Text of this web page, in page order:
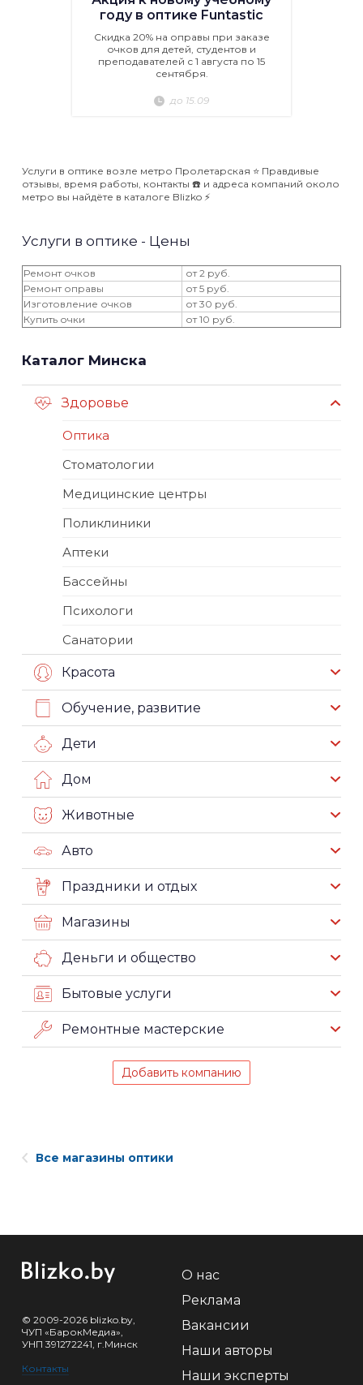
году в оптике Funtastic
Скидка 20% на оправы при заказе
очков для детей, студентов и
преподавателей с 1 августа по 15
сентября.
до 15.09
Услуги в оптике возле метро Пролетарская ⭐️ Правдивые
отзывы, время работы, контакты ☎️ и адреса компаний около
метро вы найдёте в каталоге Blizko ⚡️
Услуги в оптике - Цены
Ремонт очков
от 2 руб.
Ремонт оправы
от 5 руб.
Изготовление очков
от 30 руб.
Купить очки
от 10 руб.
Каталог Минска
Здоровье
Оптика
Стоматологии
Медицинские центры
Поликлиники
Аптеки
Бассейны
Психологи
Санатории
Красота
Обучение, развитие
Дети
Дом
Животные
Авто
Праздники и отдых
Магазины
Деньги и общество
Бытовые услуги
Ремонтные мастерские
Добавить компанию
Все магазины оптики
© 2009-2026 blizko.by,
ЧУП «БарокМедиа»,
УНП 391272241, г.Минск
Контакты
О нас
Реклама
Вакансии
Наши авторы
Наши эксперты